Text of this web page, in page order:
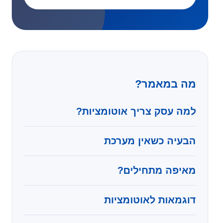
מה במאמר?
למה עסק צריך אוטומציות?
הבעיה כשאין מערכת
מאיפה מתחילים?
דוגמאות לאוטומציות